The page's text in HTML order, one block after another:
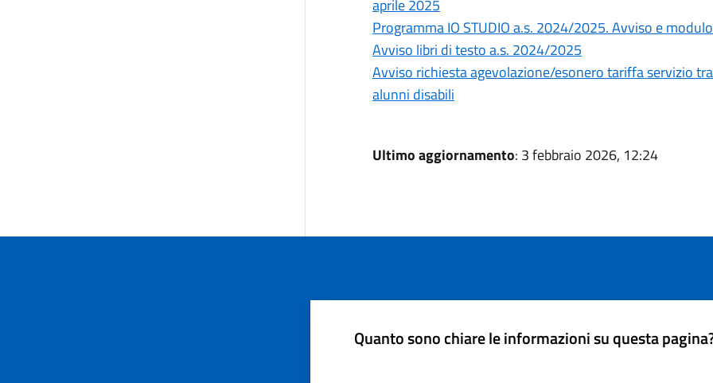
aprile 2025
Programma IO STUDIO a.s. 2024/2025. Avviso e
Avviso libri di testo a.s. 2024/2025
Avviso richiesta agevolazione/esonero tariffa servizio
alunni disabili
Ultimo aggiornamento: 3 febbraio 2026, 12:24
Quanto sono chiare le informazioni su questa